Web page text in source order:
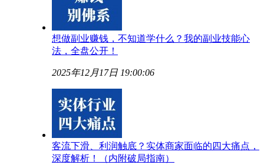
想做副业赚钱，不知道学什么？我的副业技能心
法，全盘公开！
2025年12月17日 19:00:06
客流下滑、利润触底？实体商家面临的四大痛点，
深度解析！（内附破局指南）